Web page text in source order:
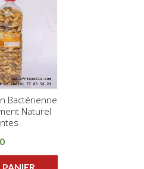
POUR VOIR
Bactérienne
Naturel